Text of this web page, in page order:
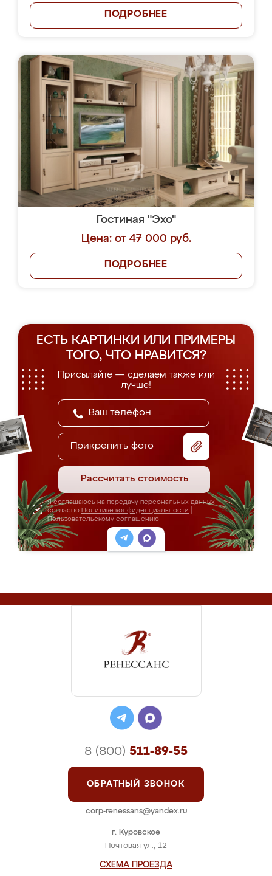
ПОДРОБНЕЕ
Гостиная "Эхо"
Цена: от 47 000 руб.
ПОДРОБНЕЕ
ЕСТЬ КАРТИНКИ ИЛИ ПРИМЕРЫ
ТОГО, ЧТО НРАВИТСЯ?
Присылайте — сделаем также или
лучше!
Прикрепить фото
Рассчитать стоимость
Я соглашаюсь на передачу персональных данных
согласно Политике конфиденциальности
Пользовательскому соглашению
г. Куровское
Почтовая ул., 12
СХЕМА ПРОЕЗДА
8 (800) 511-89-55
ОБРАТНЫЙ ЗВОНОК
corp-renessans@yandex.ru